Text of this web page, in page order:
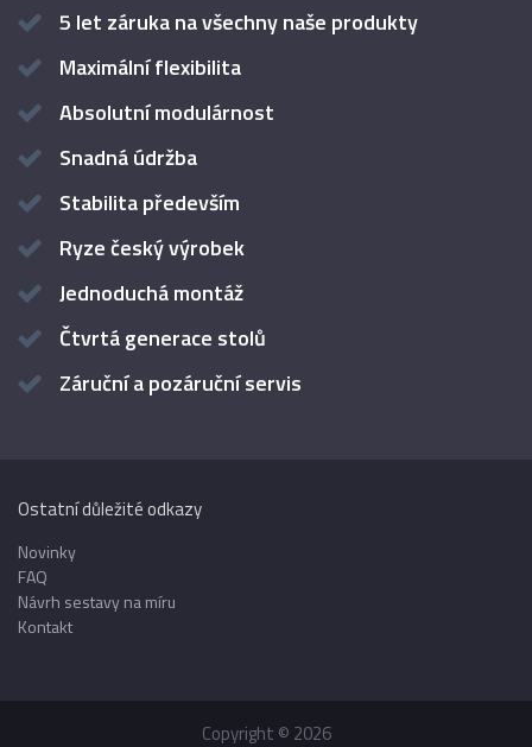
5 let záruka na všechny naše produkty
Maximální flexibilita
Absolutní modulárnost
Snadná údržba
Stabilita především
Ryze český výrobek
Jednoduchá montáž
Čtvrtá generace stolů
Záruční a pozáruční servis
Ostatní důležité odkazy
Novinky
FAQ
Návrh sestavy na míru
Kontakt
Copyright © 2026